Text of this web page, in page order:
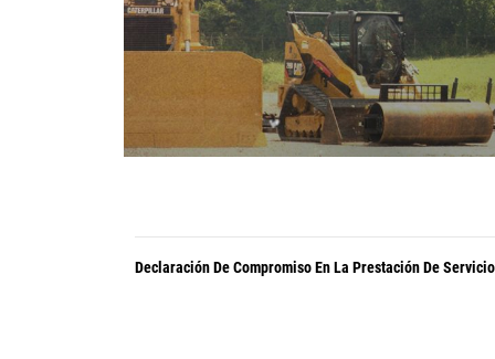
Declaración De Compromiso En La Prestación De